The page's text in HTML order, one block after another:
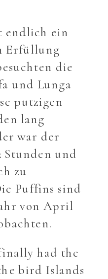
endlich ein
Erfüllung
die
und Lunga
putzigen
lang
war der
und
zu
Puffins sind
von April
had the
bird Islands